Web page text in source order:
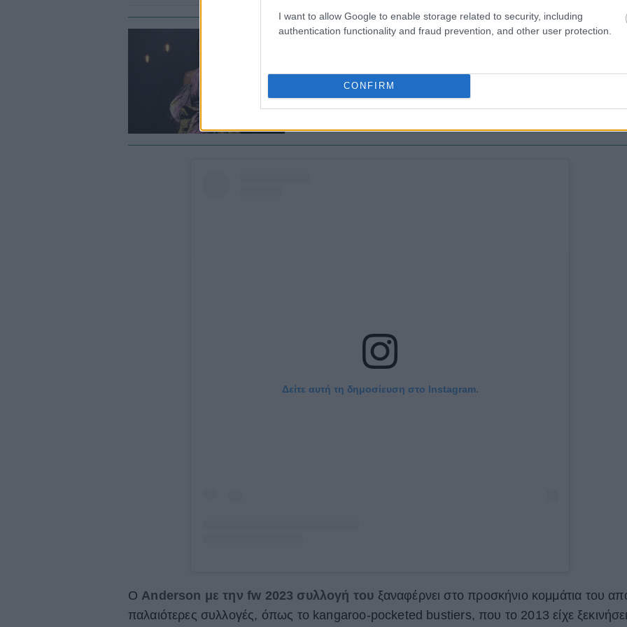
I want to allow Google to enable storage related to security, including
authentication functionality and fraud prevention, and other user protection.
CONFIRM
Erdem FW 2023: Το σπίτι των «πνευμάτων» και η
τρέλα της Βικτωριανής εποχής
Δείτε αυτή τη δημοσίευση στο Instagram.
Ο Anderson με την fw 2023 συλλογή του ξαναφέρνει στο προσκήνιο κομμάτια του
παλαιότερες συλλογές, όπως το kangaroo-pocketed bustiers, που το 2013 είχε